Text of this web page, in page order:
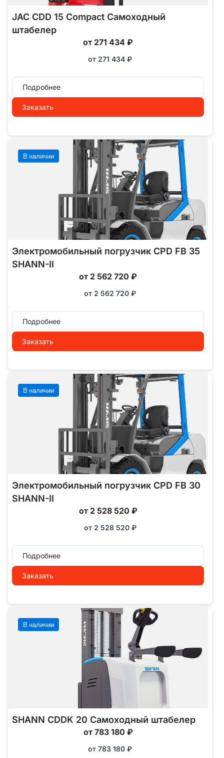
JAC CDD 15 Compact Самоходный
штабелер
от 271 434 ₽
от 271 434 ₽
Подробнее
Заказать
В наличии
Электромобильный погрузчик CPD FB 35
SHANN-II
от 2 562 720 ₽
от 2 562 720 ₽
Подробнее
Заказать
В наличии
Электромобильный погрузчик CPD FB 30
SHANN-II
от 2 528 520 ₽
от 2 528 520 ₽
Подробнее
Заказать
В наличии
SHANN CDDK 20 Самоходный штабелер
от 783 180 ₽
от 783 180 ₽